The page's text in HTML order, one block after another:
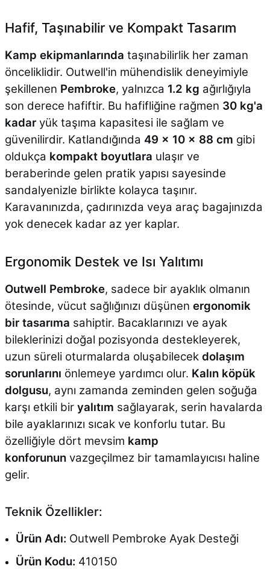
Hafif, Taşınabilir ve Kompakt Tasarım
Kamp ekipmanlarında taşınabilirlik her zaman
önceliklidir. Outwell'in mühendislik deneyimiyle
şekillenen Pembroke, yalnızca 1.2 kg ağırlığıyla
son derece hafiftir. Bu hafifliğine rağmen 30 kg'a
kadaryük taşıma kapasitesi ile sağlam ve
güvenilirdir. Katlandığında 49 x 10 x 88 cm gibi
oldukça kompakt boyutlara ulaşır ve
beraberinde gelen pratik yapısı sayesinde
sandalyenizle birlikte kolayca taşınır.
Karavanınızda, çadırınızda veya araç bagajınızda
yok denecek kadar az yer kaplar.
Ergonomik Destek ve Isı Yalıtımı
Outwell Pembroke, sadece bir ayaklık olmanın
ötesinde, vücut sağlığınızı düşünen ergonomik
bir tasarıma sahiptir. Bacaklarınızı ve ayak
bileklerinizi doğal pozisyonda destekleyerek,
uzun süreli oturmalarda oluşabilecek dolaşım
sorunlarını önlemeye yardımcı olur. Kalın köpük
dolgusu, aynı zamanda zeminden gelen soğuğa
karşı etkili bir yalıtım sağlayarak, serin havalarda
bile ayaklarınızı sıcak ve konforlu tutar. Bu
özelliğiyle dört mevsim kamp
konforununvazgeçilmez bir tamamlayıcısı haline
gelir.
Teknik Özellikler:
Ürün Adı: Outwell Pembroke Ayak Desteği
Ürün Kodu: 410150